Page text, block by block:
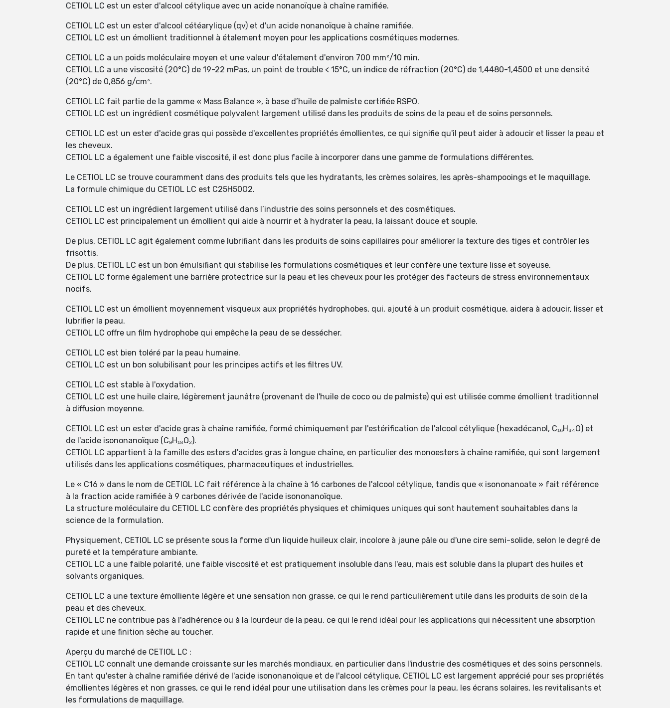
CETIOL LC est un ester d'alcool cétylique avec un acide nonanoïque à chaîne ramifiée.
CETIOL LC est un ester d'alcool cétéarylique (qv) et d'un acide nonanoïque à chaîne ramifiée.
CETIOL LC est un émollient traditionnel à étalement moyen pour les applications cosmétiques modernes.
CETIOL LC a un poids moléculaire moyen et une valeur d'étalement d'environ 700 mm²/10 min.
CETIOL LC a une viscosité (20°C) de 19-22 mPas, un point de trouble < 15°C, un indice de réfraction (20°C) de 1,4480-1,4500 et une densité
(20°C) de 0,856 g/cm³.
CETIOL LC fait partie de la gamme « Mass Balance », à base d’huile de palmiste certifiée RSPO.
CETIOL LC est un ingrédient cosmétique polyvalent largement utilisé dans les produits de soins de la peau et de soins personnels.
CETIOL LC est un ester d'acide gras qui possède d'excellentes propriétés émollientes, ce qui signifie qu'il peut aider à adoucir et lisser la peau et
les cheveux.
CETIOL LC a également une faible viscosité, il est donc plus facile à incorporer dans une gamme de formulations différentes.
Le CETIOL LC se trouve couramment dans des produits tels que les hydratants, les crèmes solaires, les après-shampooings et le maquillage.
La formule chimique du CETIOL LC est C25H50O2.
CETIOL LC est un ingrédient largement utilisé dans l’industrie des soins personnels et des cosmétiques.
CETIOL LC est principalement un émollient qui aide à nourrir et à hydrater la peau, la laissant douce et souple.
De plus, CETIOL LC agit également comme lubrifiant dans les produits de soins capillaires pour améliorer la texture des tiges et contrôler les
frisottis.
De plus, CETIOL LC est un bon émulsifiant qui stabilise les formulations cosmétiques et leur confère une texture lisse et soyeuse.
CETIOL LC forme également une barrière protectrice sur la peau et les cheveux pour les protéger des facteurs de stress environnementaux
nocifs.
CETIOL LC est un émollient moyennement visqueux aux propriétés hydrophobes, qui, ajouté à un produit cosmétique, aidera à adoucir, lisser et
lubrifier la peau.
CETIOL LC offre un film hydrophobe qui empêche la peau de se dessécher.
CETIOL LC est bien toléré par la peau humaine.
CETIOL LC est un bon solubilisant pour les principes actifs et les filtres UV.
CETIOL LC est stable à l'oxydation.
CETIOL LC est une huile claire, légèrement jaunâtre (provenant de l'huile de coco ou de palmiste) qui est utilisée comme émollient traditionnel
à diffusion moyenne.
CETIOL LC est un ester d'acide gras à chaîne ramifiée, formé chimiquement par l'estérification de l'alcool cétylique (hexadécanol, C₁₆H₃₄O) et
de l'acide isononanoïque (C₉H₁₈O₂).
CETIOL LC appartient à la famille des esters d'acides gras à longue chaîne, en particulier des monoesters à chaîne ramifiée, qui sont largement
utilisés dans les applications cosmétiques, pharmaceutiques et industrielles.
Le « C16 » dans le nom de CETIOL LC fait référence à la chaîne à 16 carbones de l'alcool cétylique, tandis que « isononanoate » fait référence
à la fraction acide ramifiée à 9 carbones dérivée de l'acide isononanoïque.
La structure moléculaire du CETIOL LC confère des propriétés physiques et chimiques uniques qui sont hautement souhaitables dans la
science de la formulation.
Physiquement, CETIOL LC se présente sous la forme d'un liquide huileux clair, incolore à jaune pâle ou d'une cire semi-solide, selon le degré de
pureté et la température ambiante.
CETIOL LC a une faible polarité, une faible viscosité et est pratiquement insoluble dans l'eau, mais est soluble dans la plupart des huiles et
solvants organiques.
CETIOL LC a une texture émolliente légère et une sensation non grasse, ce qui le rend particulièrement utile dans les produits de soin de la
peau et des cheveux.
CETIOL LC ne contribue pas à l'adhérence ou à la lourdeur de la peau, ce qui le rend idéal pour les applications qui nécessitent une absorption
rapide et une finition sèche au toucher.
Aperçu du marché de CETIOL LC :
CETIOL LC connaît une demande croissante sur les marchés mondiaux, en particulier dans l'industrie des cosmétiques et des soins personnels.
En tant qu'ester à chaîne ramifiée dérivé de l'acide isononanoïque et de l'alcool cétylique, CETIOL LC est largement apprécié pour ses propriétés
émollientes légères et non grasses, ce qui le rend idéal pour une utilisation dans les crèmes pour la peau, les écrans solaires, les revitalisants et
les formulations de maquillage.